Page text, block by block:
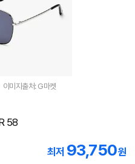
이미지출처: G마켓
58
최저 93,750원